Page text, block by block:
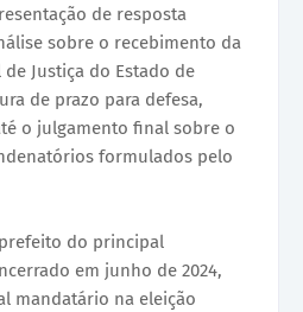
de resposta
sobre o recebimento da
Justiça do Estado de
de prazo para defesa,
o julgamento final sobre o
formulados pelo
do principal
em junho de 2024,
mandatário na eleição